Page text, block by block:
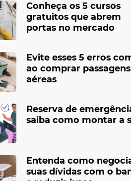
Conheça os 5 cursos
gratuitos que abrem
portas no mercado
Evite esses 5 erros
ao comprar passagens
aéreas
Reserva de
saiba como montar a
Entenda como
suas dívidas com o